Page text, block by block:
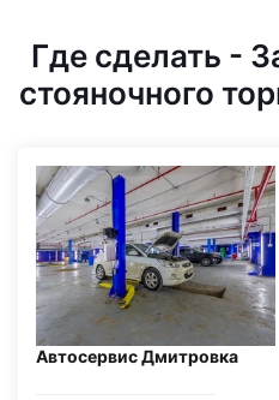
Где сделать -
стояночного
Автосервис Дмитровка